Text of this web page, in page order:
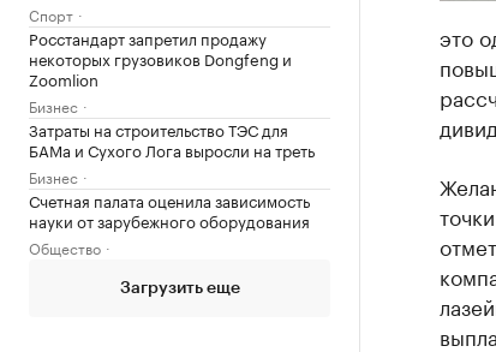
Спорт
Росстандарт запретил продажу
некоторых грузовиков Dongfeng и
Zoomlion
Бизнес
Затраты на строительство ТЭС для
БАМа и Сухого Лога выросли на треть
Бизнес
Счетная палата оценила зависимость
науки от зарубежного оборудования
Общество
Загрузить еще
это